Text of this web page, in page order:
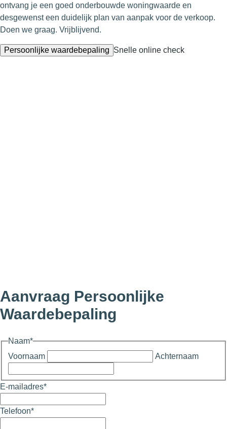
ontvang je een goed onderbouwde woningwaarde en
desgewenst een duidelijk plan van aanpak voor de verkoop.
Doen we graag. Vrijblijvend.
Persoonlijke waardebepaling Snelle online check
Aanvraag Persoonlijke
Waardebepaling
Naam*
Voornaam
Achternaam
E-mailadres*
Telefoon*